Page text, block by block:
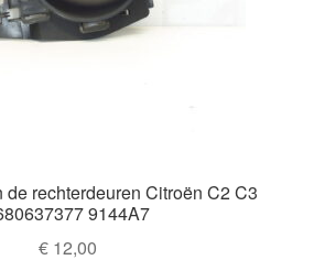
de rechterdeuren Citroën C2 C3
9144A7
€12,00